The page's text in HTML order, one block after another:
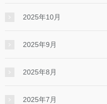
2025年10月
2025年9月
2025年8月
2025年7月